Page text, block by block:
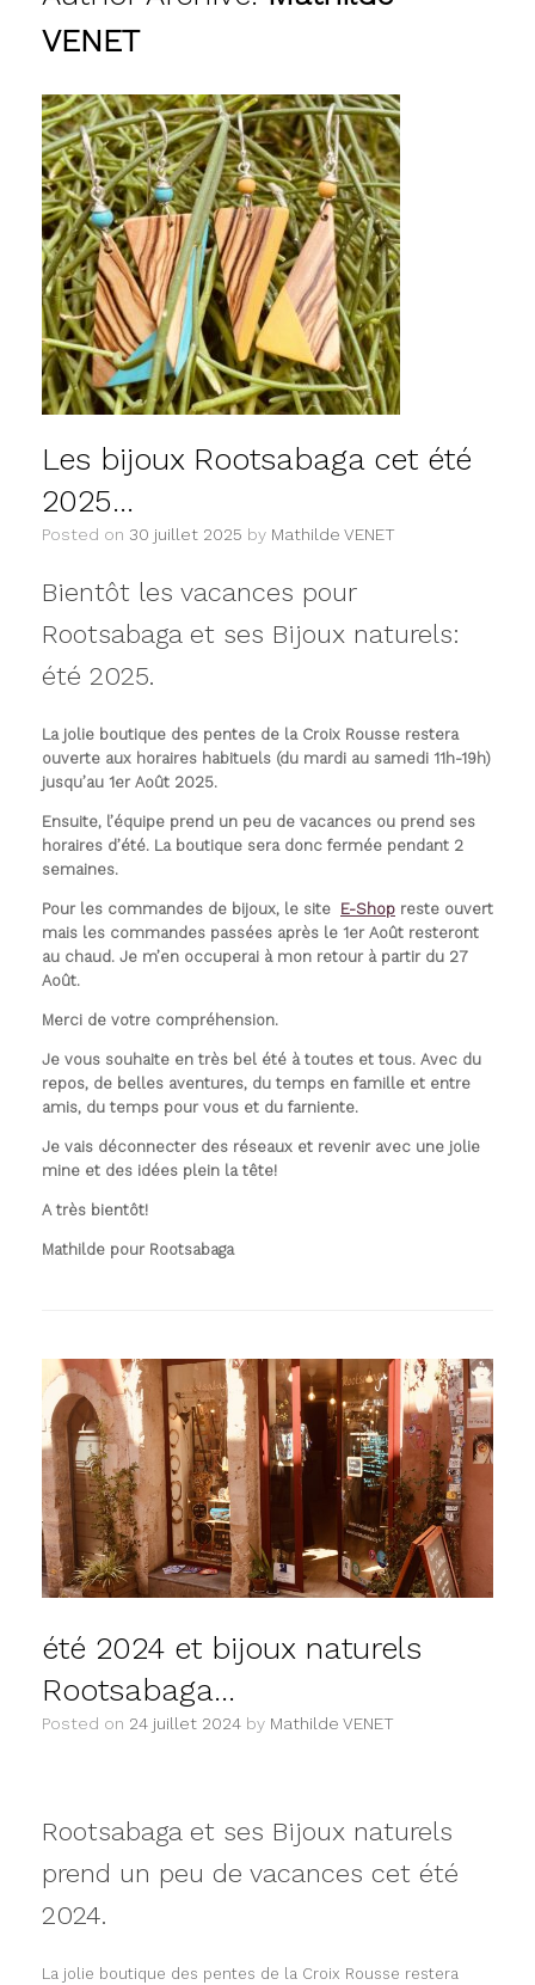
VENET
Les bijoux Rootsabaga cet été
2025…
Posted on 30 juillet 2025 by Mathilde VENET
Bientôt les vacances pour
Rootsabaga et ses Bijoux naturels:
été 2025.
La jolie boutique des pentes de la Croix Rousse restera
ouverte aux horaires habituels (du mardi au samedi 11h-19h)
jusqu’au 1er Août 2025.
Ensuite, l’équipe prend un peu de vacances ou prend ses
horaires d’été. La boutique sera donc fermée pendant 2
semaines.
Pour les commandes de bijoux, le site E-Shop reste ouvert
mais les commandes passées après le 1er Août resteront
au chaud. Je m’en occuperai à mon retour à partir du 27
Août.
Merci de votre compréhension.
Je vous souhaite en très bel été à toutes et tous. Avec du
repos, de belles aventures, du temps en famille et entre
amis, du temps pour vous et du farniente.
Je vais déconnecter des réseaux et revenir avec une jolie
mine et des idées plein la tête!
A très bientôt!
Mathilde pour Rootsabaga
été 2024 et bijoux naturels
Rootsabaga…
Posted on 24 juillet 2024 by Mathilde VENET
Rootsabaga et ses Bijoux naturels
prend un peu de vacances cet été
2024.
La jolie boutique des pentes de la Croix Rousse restera